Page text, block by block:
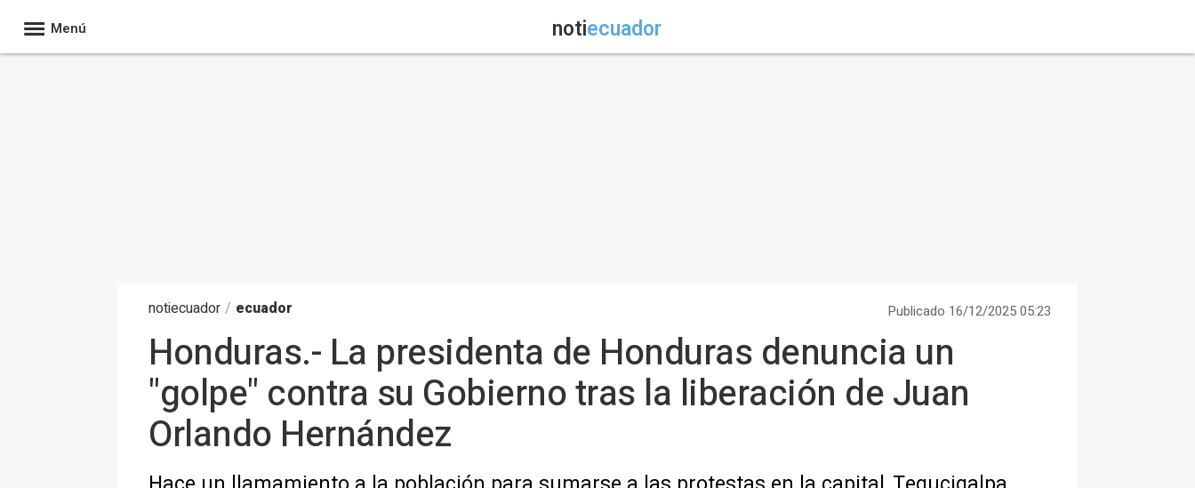
Menú notiecuador
notiecuador / ecuador Publicado 16/12/2025 05:23
Honduras.- La presidenta de Honduras denuncia un
"golpe" contra su Gobierno tras la liberación de Juan
Orlando Hernández